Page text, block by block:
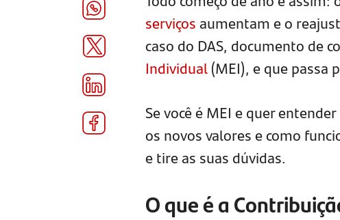
serviços aumentam e o
caso do DAS, documento de
Individual(MEI), e que passa
Se você é MEI e quer
os novos valores e como
e tire as suas dúvidas.
O que é a